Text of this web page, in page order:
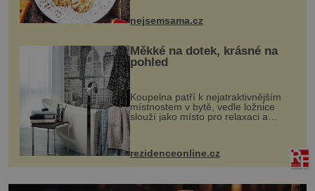
pokrmy, které rozhodně st...
nejsemsama.cz
Měkké na dotek, krásné na
pohled
Koupelna patří k nejatraktivnějším
místnostem v bytě, vedle ložnice
slouží jako místo pro relaxaci a
odpočinek. Koupelnový textil –
ručníky, osušky a koberečky –
mohou jako mávnutím kouzelného
proutku...
rezidenceonline.cz